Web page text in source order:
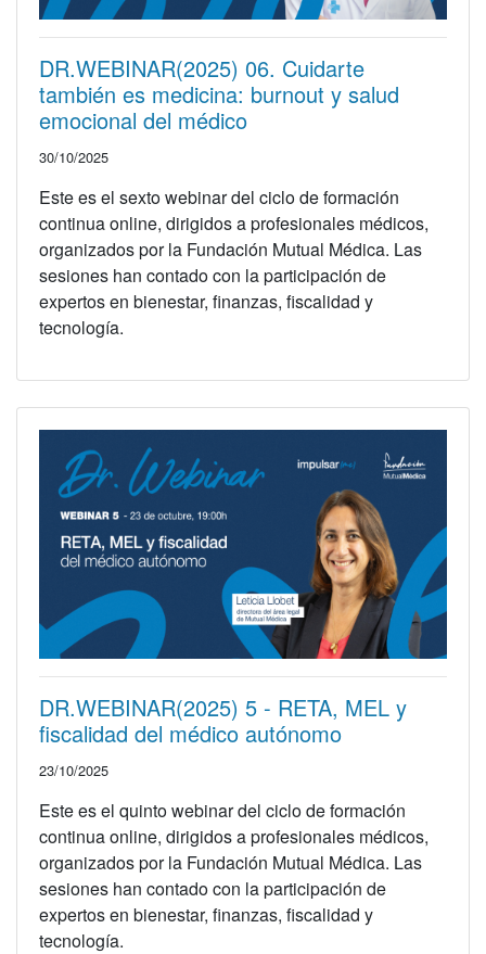
DR.WEBINAR(2025) 06. Cuidarte
también es medicina: burnout y salud
emocional del médico
30/10/2025
Este es el sexto webinar del ciclo de formación
continua online, dirigidos a profesionales médicos,
organizados por la Fundación Mutual Médica. Las
sesiones han contado con la participación de
expertos en bienestar, finanzas, fiscalidad y
tecnología.
DR.WEBINAR(2025) 5 - RETA, MEL y
fiscalidad del médico autónomo
23/10/2025
Este es el quinto webinar del ciclo de formación
continua online, dirigidos a profesionales médicos,
organizados por la Fundación Mutual Médica. Las
sesiones han contado con la participación de
expertos en bienestar, finanzas, fiscalidad y
tecnología.